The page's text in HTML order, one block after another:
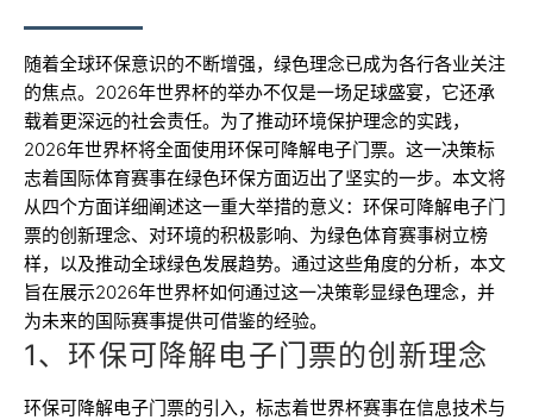
随着全球环保意识的不断增强，绿色理念已成为各行各业关注
的焦点。2026年世界杯的举办不仅是一场足球盛宴，它还承
载着更深远的社会责任。为了推动环境保护理念的实践，
2026年世界杯将全面使用环保可降解电子门票。这一决策标
志着国际体育赛事在绿色环保方面迈出了坚实的一步。本文将
从四个方面详细阐述这一重大举措的意义：环保可降解电子门
票的创新理念、对环境的积极影响、为绿色体育赛事树立榜
样，以及推动全球绿色发展趋势。通过这些角度的分析，本文
旨在展示2026年世界杯如何通过这一决策彰显绿色理念，并
为未来的国际赛事提供可借鉴的经验。
1、环保可降解电子门票的创新理念
环保可降解电子门票的引入，标志着世界杯赛事在信息技术与